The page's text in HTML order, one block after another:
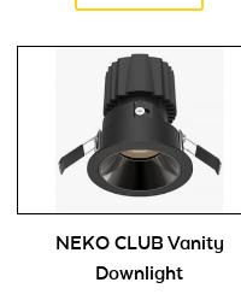
NEKO CLUB Vanity
Downlight